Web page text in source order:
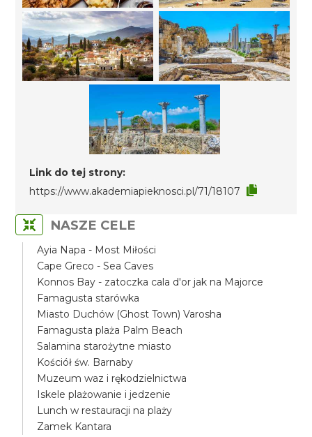
Link do tej strony:
https://www.akademiapieknosci.pl/71/18107
NASZE CELE
Ayia Napa - Most Miłości
Cape Greco - Sea Caves
Konnos Bay - zatoczka cala d'or jak na Majorce
Famagusta starówka
Miasto Duchów (Ghost Town) Varosha
Famagusta plaża Palm Beach
Salamina starożytne miasto
Kościół św. Barnaby
Muzeum waz i rękodzielnictwa
Iskele plażowanie i jedzenie
Lunch w restauracji na plaży
Zamek Kantara